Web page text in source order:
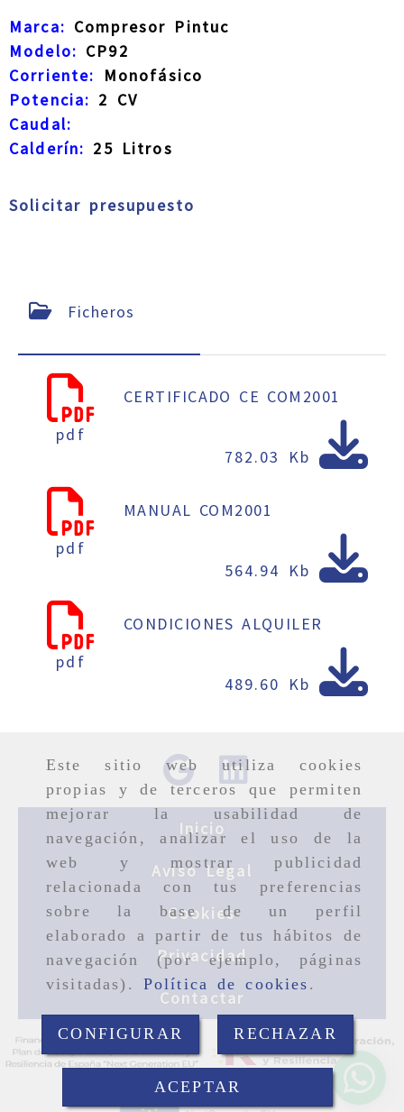
Este sitio web utiliza cookies
propias y de terceros que permiten
mejorar la usabilidad de
navegación, analizar el uso de la
web y mostrar publicidad
relacionada con tus preferencias
sobre la base de un perfil
elaborado a partir de tus hábitos de
navegación (por ejemplo, páginas
visitadas). Política de cookies .
CONFIGURAR RECHAZAR
ACEPTAR
Marca: Compresor Pintuc
Modelo: CP92
Corriente:
Monofásico
Potencia: 2 CV
Caudal:
Calderín: 25 Litros
Solicitar presupuesto
Ficheros
pdf
CERTIFICADO CE COM2001
782.03 Kb
pdf
MANUAL COM2001
564.94 Kb
pdf
CONDICIONES ALQUILER
489.60 Kb
Inicio
Aviso Legal
Cookies
Privacidad
Contactar